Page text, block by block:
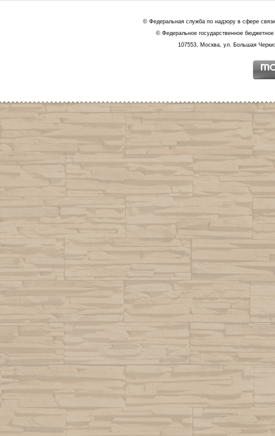
© Федеральная служба по надзору в сфере
© Федеральное государственное
107553, Москва, ул. Большая